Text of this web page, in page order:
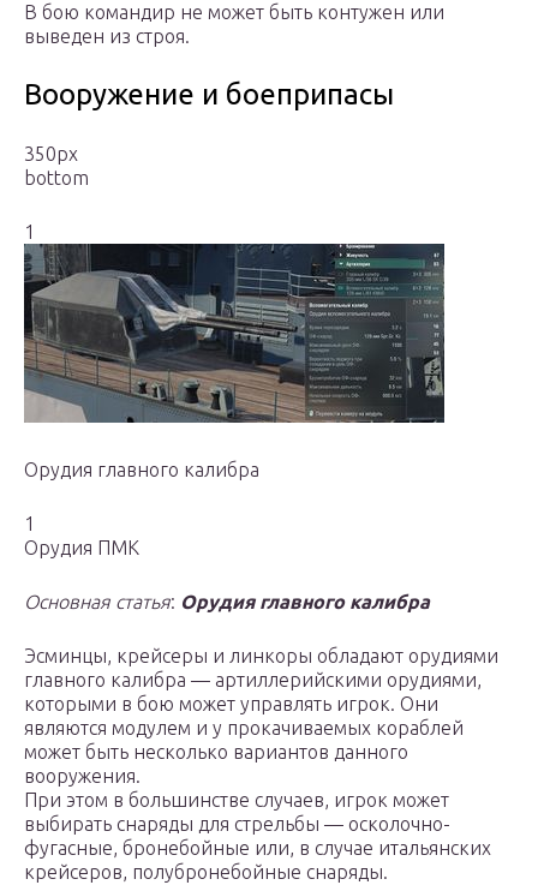
В бою командир не может быть контужен или
выведен из строя.
Вооружение и боеприпасы
350px
bottom
1
Орудия главного калибра
1
Орудия ПМК
Основная статья: Орудия главного калибра
Эсминцы, крейсеры и линкоры обладают орудиями
главного калибра — артиллерийскими орудиями,
которыми в бою может управлять игрок. Они
являются модулем и у прокачиваемых кораблей
может быть несколько вариантов данного
вооружения.
При этом в большинстве случаев, игрок может
выбирать снаряды для стрельбы — осколочно-
фугасные, бронебойные или, в случае итальянских
крейсеров, полубронебойные снаряды.